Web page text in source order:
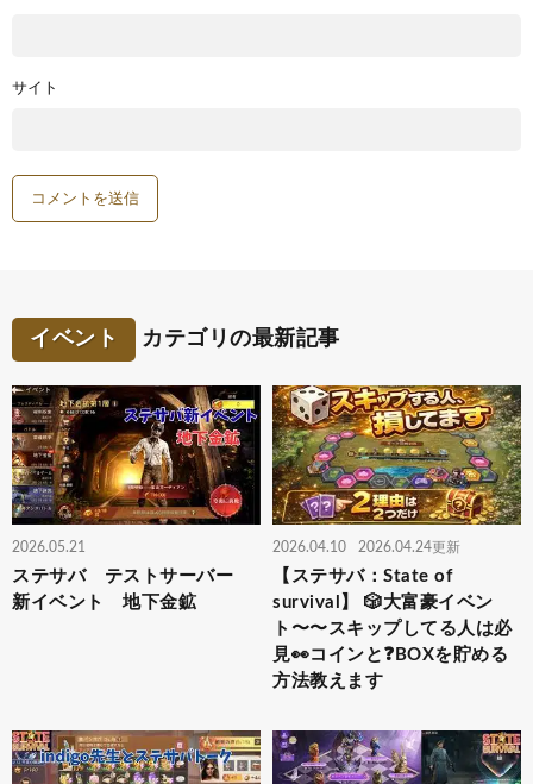
サイト
イベント カテゴリの最新記事
2026.05.21
ステサバ テストサーバー
新イベント 地下金鉱
2026.04.10 2026.04.24更新
【ステサバ：State of
survival】 🎲大富豪イベン
ト〜〜スキップしてる人は必
見👀コインと❓BOXを貯める
方法教えます